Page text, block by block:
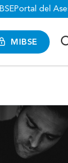
Portal del
MIBSE